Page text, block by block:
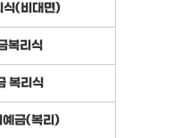
식(비대면)
복리식
복리식
예금(복리)